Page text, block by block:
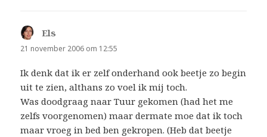
Els
21 november 2006 om 12:55
Ik denk dat ik er zelf onderhand ook beetje zo begin
uit te zien, althans zo voel ik mij toch.
Was doodgraag naar Tuur gekomen (had het me
zelfs voorgenomen) maar dermate moe dat ik toch
maar vroeg in bed ben gekropen. (Heb dat beetje